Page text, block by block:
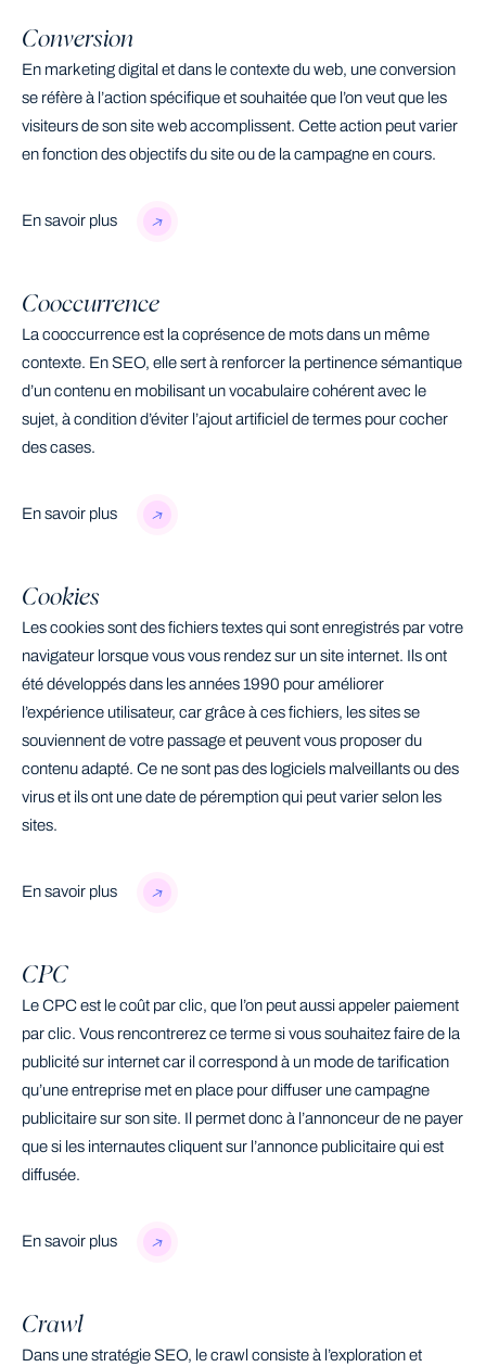
Conversion
En marketing digital et dans le contexte du web, une conversion
se réfère à l’action spécifique et souhaitée que l’on veut que les
visiteurs de son site web accomplissent. Cette action peut varier
en fonction des objectifs du site ou de la campagne en cours.
En savoir plus
Cooccurrence
La cooccurrence est la coprésence de mots dans un même
contexte. En SEO, elle sert à renforcer la pertinence sémantique
d’un contenu en mobilisant un vocabulaire cohérent avec le
sujet, à condition d’éviter l’ajout artificiel de termes pour cocher
des cases.
En savoir plus
Cookies
Les cookies sont des fichiers textes qui sont enregistrés par votre
navigateur lorsque vous vous rendez sur un site internet. Ils ont
été développés dans les années 1990 pour améliorer
l’expérience utilisateur, car grâce à ces fichiers, les sites se
souviennent de votre passage et peuvent vous proposer du
contenu adapté. Ce ne sont pas des logiciels malveillants ou des
virus et ils ont une date de péremption qui peut varier selon les
sites.
En savoir plus
CPC
Le CPC est le coût par clic, que l’on peut aussi appeler paiement
par clic. Vous rencontrerez ce terme si vous souhaitez faire de la
publicité sur internet car il correspond à un mode de tarification
qu’une entreprise met en place pour diffuser une campagne
publicitaire sur son site. Il permet donc à l’annonceur de ne payer
que si les internautes cliquent sur l’annonce publicitaire qui est
diffusée.
En savoir plus
Crawl
Dans une stratégie SEO, le crawl consiste à l’exploration et